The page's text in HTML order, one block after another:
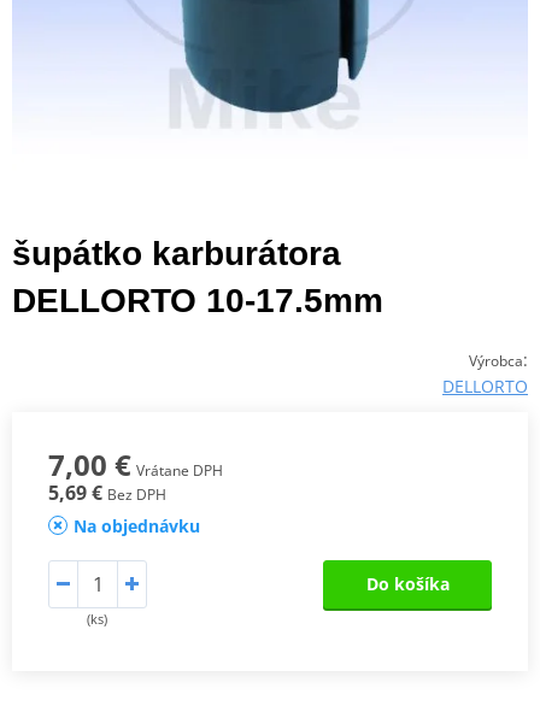
šupátko karburátora
DELLORTO 10-17.5mm
Výrobca:
DELLORTO
7,00 € Vrátane DPH
5,69 € Bez DPH
Na objednávku
(ks)
Do košíka